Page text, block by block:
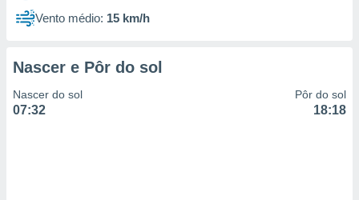
1199
Vento médio: 15 km/h
Nascer e Pôr do sol
Nascer do sol
07:32
Pôr do sol
18:18